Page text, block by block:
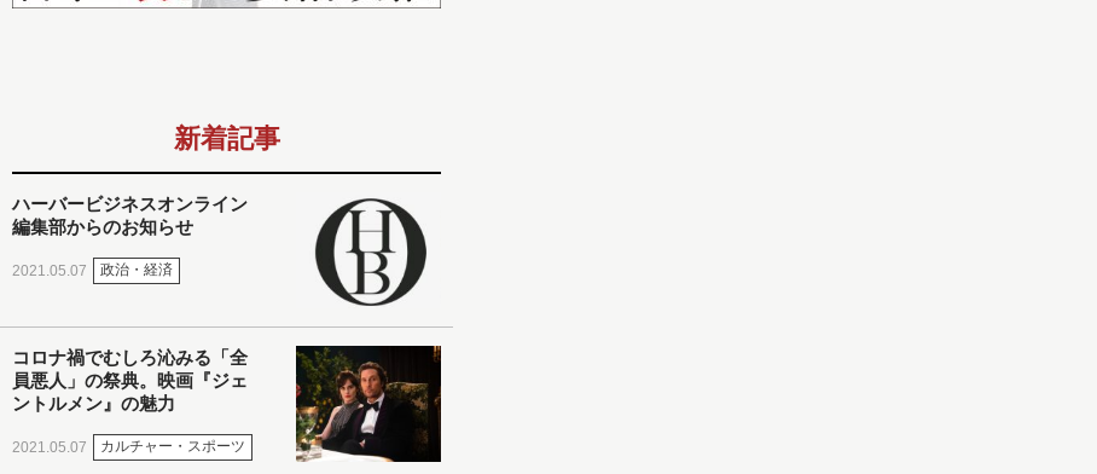
新着記事
ハーバービジネスオンライン
編集部からのお知らせ
2021.05.07 政治・経済
コロナ禍でむしろ沁みる「全
員悪人」の祭典。映画『ジェ
ントルメン』の魅力
2021.05.07 カルチャー・スポーツ